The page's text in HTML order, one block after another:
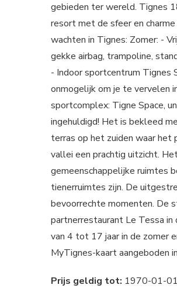
gebieden ter wereld. Tignes
resort met de sfeer en
wachten in Tignes: Zomer: -
gekke airbag, trampoline,
- Indoor sportcentrum Tignes
onmogelijk om je te vervelen
sportcomplex: Tigne Space,
ingehuldigd! Het is bekleed
terras op het zuiden waar het
vallei een prachtig uitzicht.
gemeenschappelijke ruimtes
tienerruimtes zijn. De
bevoorrechte momenten. De
partnerrestaurant Le Tessa
van 4 tot 17 jaar in de zomer
MyTignes-kaart aangeboden
Prijs geldig tot: 1970-01-01